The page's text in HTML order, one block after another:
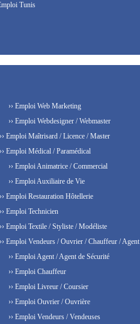
Tunis
›› Emploi Web Marketing
›› Emploi Webdesigner / Webmaster
›› Emploi Maîtrisard / Licence / Master
›› Emploi Médical / Paramédical
›› Emploi Animatrice / Commercial
›› Emploi Auxiliaire de Vie
›› Emploi Restauration Hôtellerie
›› Emploi Technicien
›› Emploi Textile / Styliste / Modéliste
›› Emploi Vendeurs / Ouvrier / Chauffeur / Agent
›› Emploi Agent / Agent de Sécurité
›› Emploi Chauffeur
›› Emploi Livreur / Coursier
›› Emploi Ouvrier / Ouvrière
›› Emploi Vendeurs / Vendeuses